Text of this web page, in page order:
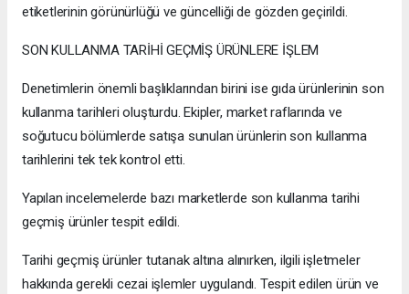
etiketlerinin görünürlüğü ve güncelliği de gözden geçirildi.
SON KULLANMA TARİHİ GEÇMİŞ ÜRÜNLERE İŞLEM
Denetimlerin önemli başlıklarından birini ise gıda ürünlerinin son
kullanma tarihleri oluşturdu. Ekipler, market raflarında ve
soğutucu bölümlerde satışa sunulan ürünlerin son kullanma
tarihlerini tek tek kontrol etti.
Yapılan incelemelerde bazı marketlerde son kullanma tarihi
geçmiş ürünler tespit edildi.
Tarihi geçmiş ürünler tutanak altına alınırken, ilgili işletmeler
hakkında gerekli cezai işlemler uygulandı. Tespit edilen ürün ve